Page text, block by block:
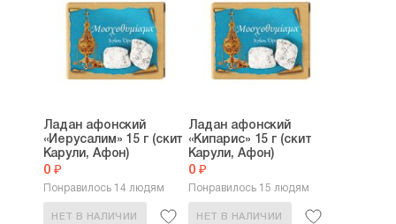
Ладан афонский
«Иерусалим» 15 г (скит
Карули, Афон)
0 ₽
Понравилось 14 людям
НЕТ В НАЛИЧИИ
Ладан афонский
«Кипарис» 15 г (скит
Карули, Афон)
0 ₽
Понравилось 15 людям
НЕТ В НАЛИЧИИ